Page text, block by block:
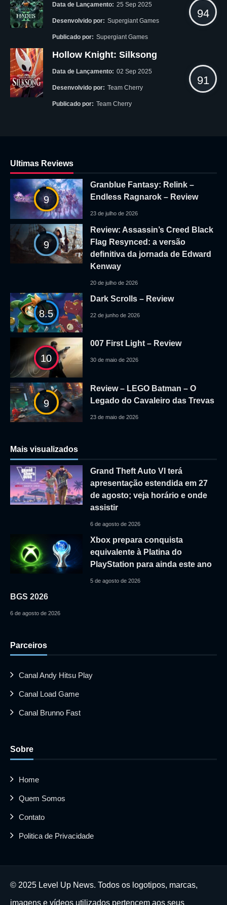
Data de Lançamento: 25 Sep 2025
Desenvolvido por: Supergiant Games
Publicado por: Supergiant Games
94
Hollow Knight: Silksong
Data de Lançamento: 02 Sep 2025
Desenvolvido por: Team Cherry
Publicado por: Team Cherry
91
Ultimas Reviews
9
Granblue Fantasy: Relink –
Endless Ragnarok – Review
23 de julho de 2026
9
Review: Assassin’s Creed Black
Flag Resynced: a versão
definitiva da jornada de Edward
Kenway
20 de julho de 2026
8.5
Dark Scrolls – Review
22 de junho de 2026
10
007 First Light – Review
30 de maio de 2026
9
Review – LEGO Batman – O
Legado do Cavaleiro das Trevas
23 de maio de 2026
Mais visualizados
Grand Theft Auto VI terá
apresentação estendida em 27
de agosto; veja horário e onde
assistir
6 de agosto de 2026
Xbox prepara conquista
equivalente à Platina do
PlayStation para ainda este ano
5 de agosto de 2026
BGS 2026
6 de agosto de 2026
Parceiros
Canal Andy Hitsu Play
Canal Load Game
Canal Brunno Fast
Sobre
Home
Quem Somos
Contato
Politica de Privacidade
© 2025 Level Up News. Todos os logotipos, marcas,
imagens e vídeos utilizados pertencem aos seus